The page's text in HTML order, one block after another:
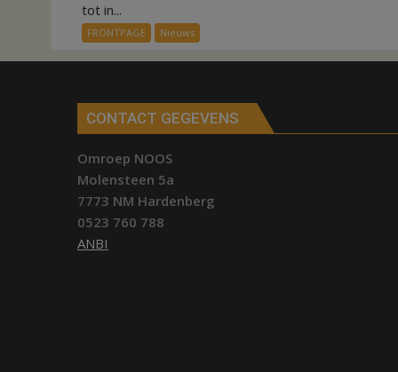
alle
kernen
Hardenberg
tot in...
FRONTPAGE Nieuws
CONTACT GEGEVENS
Omroep NOOS
Molensteen 5a
7773 NM Hardenberg
0523 760 788
ANBI